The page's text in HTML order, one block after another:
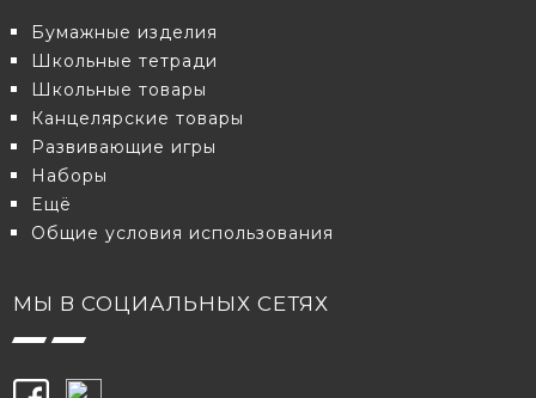
Бумажные изделия
Школьные тетради
Школьные товары
Канцелярские товары
Развивающие игры
Наборы
Eщё
Общие условия использования
МЫ В СОЦИАЛЬНЫХ СЕТЯХ